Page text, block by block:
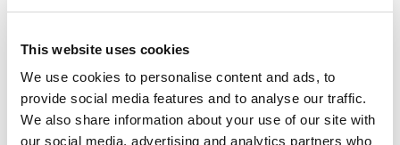
This website uses cookies
We use cookies to personalise content and ads, to
provide social media features and to analyse our traffic.
We also share information about your use of our site with
our social media, advertising and analytics partners who
virkelighet - også når det gjelder kjønn, kjønnsforståelse og
la dem blomstre. Virkeligheten er alltid mer kompleks og
sammensatt enn sjablongene vi definerer på skrivebordet. Jeg
kjøper ikke at folk er så utviklingshemma at de ikke klarer å
forholde seg til det. Det blir som alle disse nisseluene som
insisterer på å fortsette å kalle svarte for neger fordi det alltid